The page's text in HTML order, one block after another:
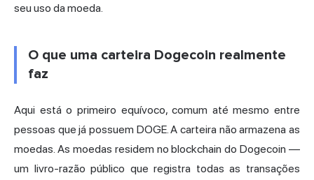
seu uso da moeda.
O que uma carteira Dogecoin realmente
faz
Aqui está o primeiro equívoco, comum até mesmo entre
pessoas que já possuem DOGE. A carteira não armazena as
moedas. As moedas residem no blockchain do Dogecoin —
um livro-razão público que registra todas as transações